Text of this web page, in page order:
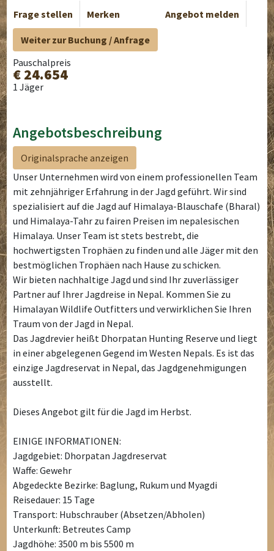
Frage stellen
Merken Angebot melden
Weiter zur Buchung / Anfrage
Pauschalpreis
€ 24.654
1 Jäger
Angebotsbeschreibung
Originalsprache anzeigen
Unser Unternehmen wird von einem professionellen Team
mit zehnjähriger Erfahrung in der Jagd geführt. Wir sind
spezialisiert auf die Jagd auf Himalaya-Blauschafe (Bharal)
und Himalaya-Tahr zu fairen Preisen im nepalesischen
Himalaya. Unser Team ist stets bestrebt, die
hochwertigsten Trophäen zu finden und alle Jäger mit den
bestmöglichen Trophäen nach Hause zu schicken.
Wir bieten nachhaltige Jagd und sind Ihr zuverlässiger
Partner auf Ihrer Jagdreise in Nepal. Kommen Sie zu
Himalayan Wildlife Outfitters und verwirklichen Sie Ihren
Traum von der Jagd in Nepal.
Das Jagdrevier heißt Dhorpatan Hunting Reserve und liegt
in einer abgelegenen Gegend im Westen Nepals. Es ist das
einzige Jagdreservat in Nepal, das Jagdgenehmigungen
ausstellt.
Dieses Angebot gilt für die Jagd im Herbst.
EINIGE INFORMATIONEN:
Jagdgebiet: Dhorpatan Jagdreservat
Waffe: Gewehr
Abgedeckte Bezirke: Baglung, Rukum und Myagdi
Reisedauer: 15 Tage
Transport: Hubschrauber (Absetzen/Abholen)
Unterkunft: Betreutes Camp
Jagdhöhe: 3500 m bis 5500 m